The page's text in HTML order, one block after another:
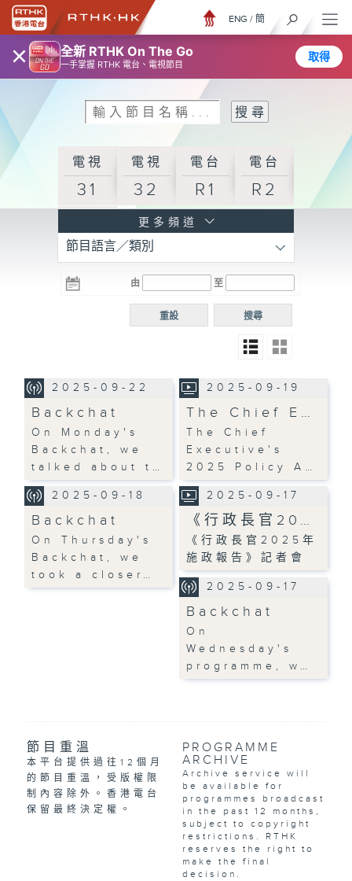
× 全新 RTHK On The Go
一手掌握 RTHK 電台、電視節目
取得
ENG / 簡
電視
31
電視
32
電台
R1
電台
R2
R3
電台 電台
R5
電台
普通
更多頻道
節目語言／類別
由 至
搜尋
重設
2025-09-22
Backchat
On Monday's
Backchat, we
talked about t…
2025-09-19
The Chief E…
The Chief
Executive's
2025 Policy A…
2025-09-18
Backchat
On Thursday's
Backchat, we
took a closer…
2025-09-17
《行政長官20…
《行政長官2025年
施政報告》記者會
2025-09-17
Backchat
On
Wednesday's
programme, w…
節目重溫
本平台提供過往12個月
的節目重溫，受版權限
制內容除外。香港電台
保留最終決定權。
PROGRAMME
ARCHIVE
Archive service will
be available for
programmes broadcast
in the past 12 months,
subject to copyright
restrictions. RTHK
reserves the right to
make the final
decision.